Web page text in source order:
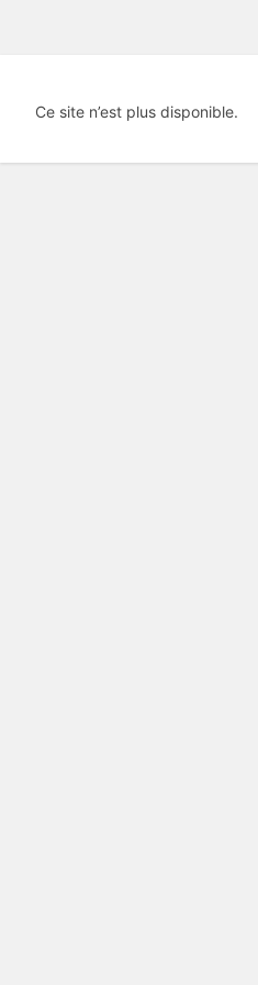
Ce site n’est plus disponible.